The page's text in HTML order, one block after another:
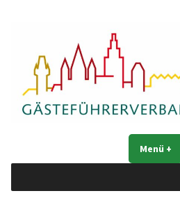
Menü +